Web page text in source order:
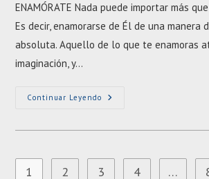
entrada:
ENAMÓRATE Nada puede importar más
Es decir, enamorarse de Él de una manera
absoluta. Aquello de lo que te enamoras
imaginación, y…
Continuar Leyendo Enamorate
1 2 3 4 …